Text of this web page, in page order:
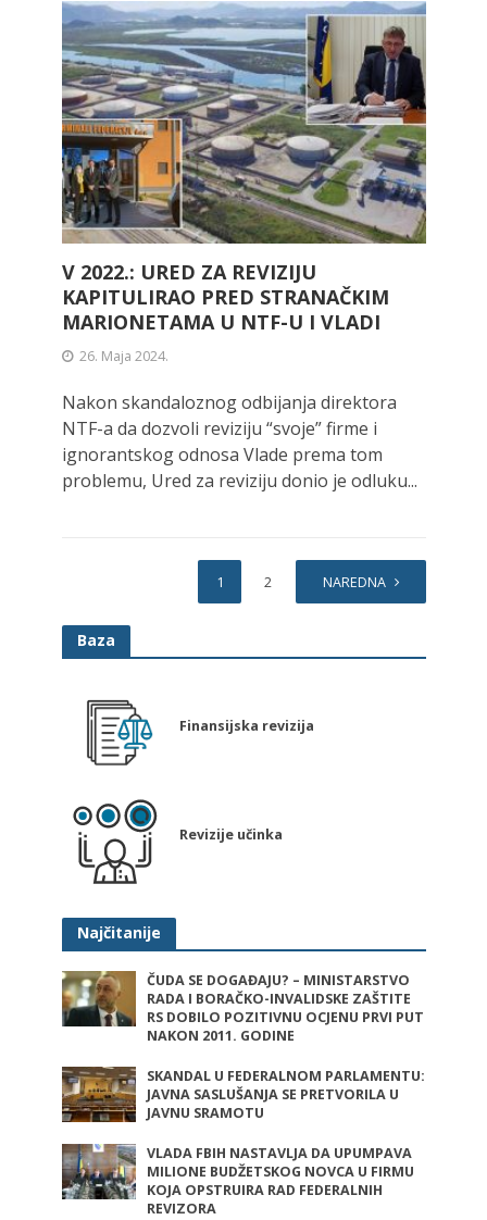
V 2022.: URED ZA REVIZIJU
KAPITULIRAO PRED STRANAČKIM
MARIONETAMA U NTF-U I VLADI
26. Maja 2024.
Nakon skandaloznog odbijanja direktora
NTF-a da dozvoli reviziju “svoje” firme i
ignorantskog odnosa Vlade prema tom
problemu, Ured za reviziju donio je odluku...
1 2 NAREDNA
Baza
Finansijska revizija
Revizije učinka
Najčitanije
ČUDA SE DOGAĐAJU? – MINISTARSTVO
RADA I BORAČKO-INVALIDSKE ZAŠTITE
RS DOBILO POZITIVNU OCJENU PRVI PUT
NAKON 2011. GODINE
SKANDAL U FEDERALNOM PARLAMENTU:
JAVNA SASLUŠANJA SE PRETVORILA U
JAVNU SRAMOTU
VLADA FBIH NASTAVLJA DA UPUMPAVA
MILIONE BUDŽETSKOG NOVCA U FIRMU
KOJA OPSTRUIRA RAD FEDERALNIH
REVIZORA